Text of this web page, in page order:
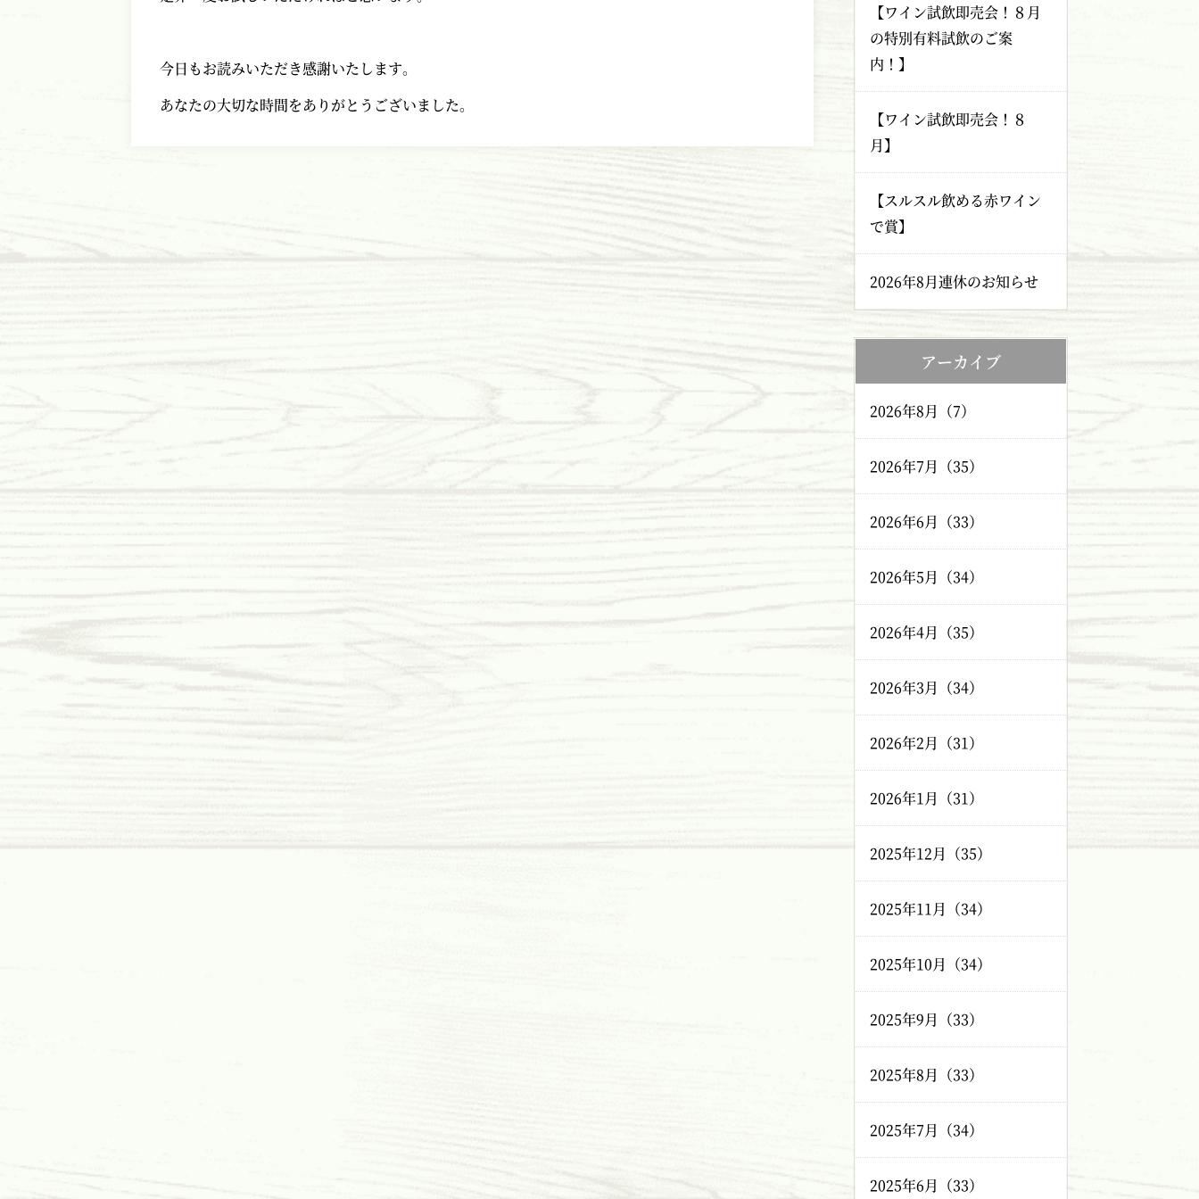
今日もお読みいただき感謝いたします。
あなたの大切な時間をありがとうございました。
【ワイン試飲即売会！８月
の特別有料試飲のご案
内！】
【ワイン試飲即売会！８
月】
【スルスル飲める赤ワイン
で賞】
2026年8月連休のお知らせ
アーカイブ
2026年8月（7）
2026年7月（35）
2026年6月（33）
2026年5月（34）
2026年4月（35）
2026年3月（34）
2026年2月（31）
2026年1月（31）
2025年12月（35）
2025年11月（34）
2025年10月（34）
2025年9月（33）
2025年8月（33）
2025年7月（34）
2025年6月（33）